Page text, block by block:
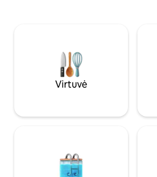
Pasinerkite į Keip Bretono žavesį ir
ir viešnagės metu susikurkite
nepamirštamų prisiminimų.
Virtuvė